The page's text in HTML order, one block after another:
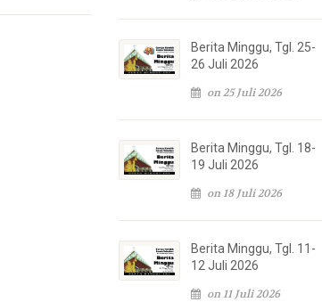
Berita Minggu, Tgl. 25-
26 Juli 2026
on 25 Juli 2026
Berita Minggu, Tgl. 18-
19 Juli 2026
on 18 Juli 2026
Berita Minggu, Tgl. 11-
12 Juli 2026
on 11 Juli 2026